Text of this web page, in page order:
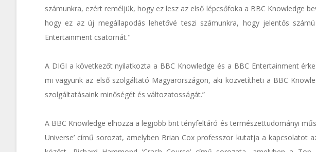
számunkra, ezért reméljük, hogy ez lesz az első lépcsőfoka a BBC Knowledge
hogy ez az új megállapodás lehetővé teszi számunkra, hogy jelentős
Entertainment csatornát."
A DIGI a következőt nyilatkozta a BBC Knowledge és a BBC Entertainment
mi vagyunk az első szolgáltató Magyarországon, aki közvetítheti a BBC
szolgáltatásaink minőségét és változatosságát.”
A BBC Knowledge elhozza a legjobb brit tényfeltáró és természettudományi
Universe’ című sorozat, amelyben Brian Cox professzor kutatja a kapcsolatot